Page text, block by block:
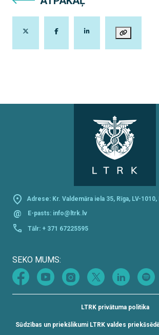
Adrese: Kr. Valdemāra iela 35, Rīga, LV-1010,
@ E-pasts: info@ltrk.lv
Tālr: + 371 67225595
SEKO MUMS:
LTRK privātuma politika
Sūdzības un priekšlikumi LTRK valdes